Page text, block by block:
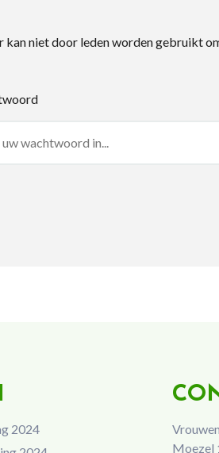
niet door leden worden gebruikt
2024
Moezel